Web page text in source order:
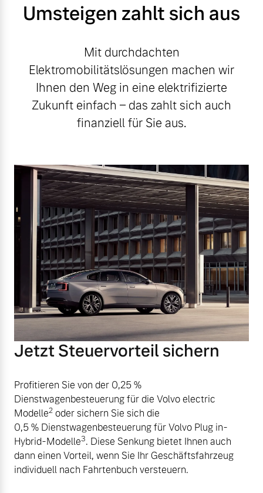
Umsteigen zahlt sich aus
Mit durchdachten
Elektromobilitätslösungen machen wir
Ihnen den Weg in eine elektrifizierte
Zukunft einfach – das zahlt sich auch
finanziell für Sie aus.
Jetzt Steuervorteil sichern
Profitieren Sie von der 0,25 %
Dienstwagenbesteuerung für die Volvo electric
Modelle2 oder sichern Sie sich die
0,5 % Dienstwagenbesteuerung für Volvo Plug in-
Hybrid-Modelle3. Diese Senkung bietet Ihnen auch
dann einen Vorteil, wenn Sie Ihr Geschäftsfahrzeug
individuell nach Fahrtenbuch versteuern.